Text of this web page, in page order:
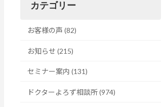
カテゴリー
お客様の声 (82)
お知らせ (215)
セミナー案内 (131)
ドクターよろず相談所 (974)